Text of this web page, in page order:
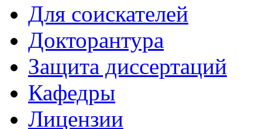
Для соискателей
Докторантура
Защита диссертаций
Кафедры
Лицензии